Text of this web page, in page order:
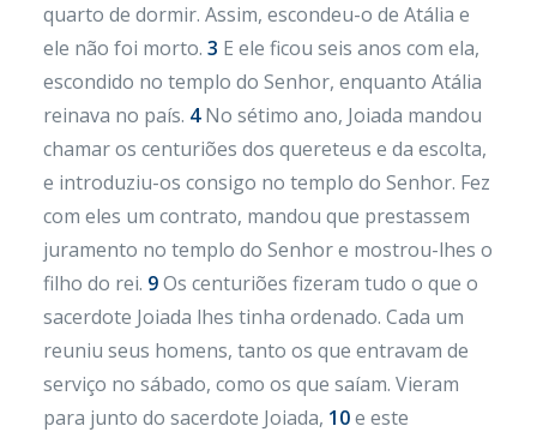
quarto de dormir. Assim, escondeu-o de Atália e
ele não foi morto. 3 E ele ficou seis anos com ela,
escondido no templo do Senhor, enquanto Atália
reinava no país. 4No sétimo ano, Joiada mandou
chamar os centuriões dos quereteus e da escolta,
e introduziu-os consigo no templo do Senhor. Fez
com eles um contrato, mandou que prestassem
juramento no templo do Senhor e mostrou-lhes o
filho do rei. 9Os centuriões fizeram tudo o que o
sacerdote Joiada lhes tinha ordenado. Cada um
reuniu seus homens, tanto os que entravam de
serviço no sábado, como os que saíam. Vieram
para junto do sacerdote Joiada, 10e este